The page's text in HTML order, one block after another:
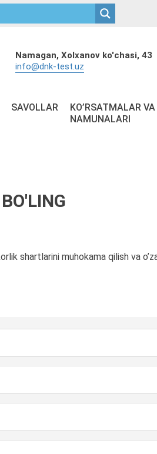
Namagan, Xolxanov ko'chasi, 43
info@dnk-test.uz
SAVOLLAR
KO’RSATMALAR
NAMUNALARI
shartlarini muhokama qilish va